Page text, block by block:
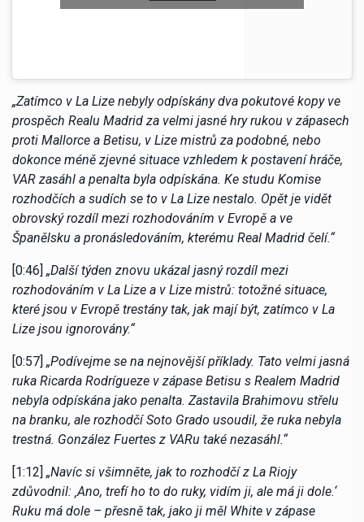
„Zatímco v La Lize nebyly odpískány dva pokutové kopy ve
prospěch Realu Madrid za velmi jasné hry rukou v zápasech
proti Mallorce a Betisu, v Lize mistrů za podobné, nebo
dokonce méně zjevné situace vzhledem k postavení hráče,
VAR zasáhl a penalta byla odpískána. Ke studu Komise
rozhodčích a sudích se to v La Lize nestalo. Opět je vidět
obrovský rozdíl mezi rozhodováním v Evropě a ve
Španělsku a pronásledováním, kterému Real Madrid čelí.“
[0:46] „Další týden znovu ukázal jasný rozdíl mezi
rozhodováním v La Lize a v Lize mistrů: totožné situace,
které jsou v Evropě trestány tak, jak mají být, zatímco v La
Lize jsou ignorovány.“
[0:57] „Podívejme se na nejnovější příklady. Tato velmi jasná
ruka Ricarda Rodrígueze v zápase Betisu s Realem Madrid
nebyla odpískána jako penalta. Zastavila Brahimovu střelu
na branku, ale rozhodčí Soto Grado usoudil, že ruka nebyla
trestná. González Fuertes z VARu také nezasáhl.“
[1:12] „Navíc si všimněte, jak to rozhodčí z La Riojy
zdůvodnil: ‚Ano, trefí ho to do ruky, vidím ji, ale má ji dole.‘
Ruku má dole – přesně tak, jako ji měl White v zápase